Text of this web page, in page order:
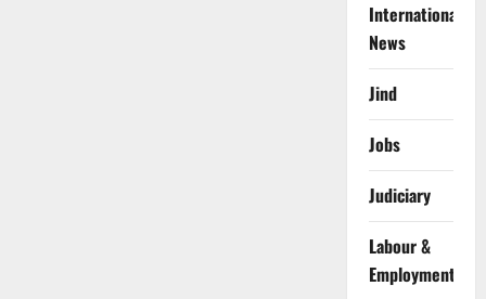
International
News
Jind
Jobs
Judiciary
Labour &
Employment